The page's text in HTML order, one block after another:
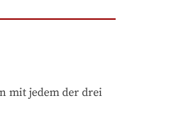
mit jedem der drei